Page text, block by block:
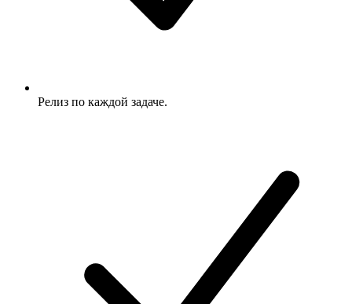
Релиз по каждой задаче.